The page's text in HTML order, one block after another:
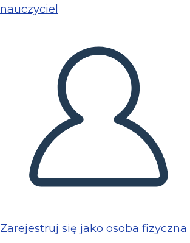
nauczyciel
Zarejestruj się jako osoba fizyczna